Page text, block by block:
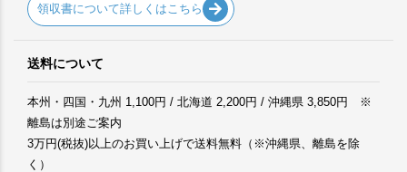
領収書について詳しくはこちら
送料について
本州・四国・九州 1,100円 / 北海道 2,200円 / 沖縄県 3,850円 ※
離島は別途ご案内
3万円(税抜)以上のお買い上げで送料無料（※沖縄県、離島を除
く）